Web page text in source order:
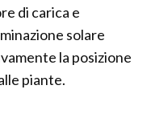
di carica e
solare
la posizione
piante.